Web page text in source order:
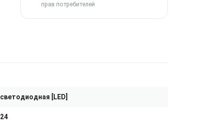
прав потребителей
светодиодная [LED]
24